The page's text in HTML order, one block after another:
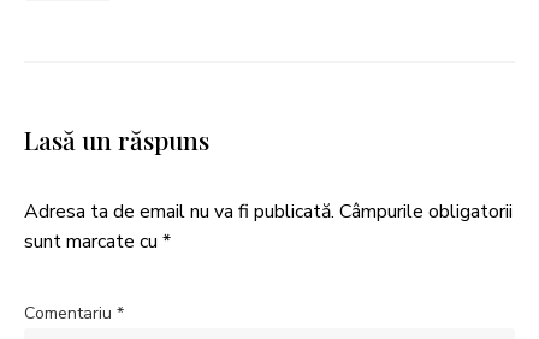
Lasă un răspuns
Adresa ta de email nu va fi publicată. Câmpurile obligatorii
sunt marcate cu *
Comentariu *